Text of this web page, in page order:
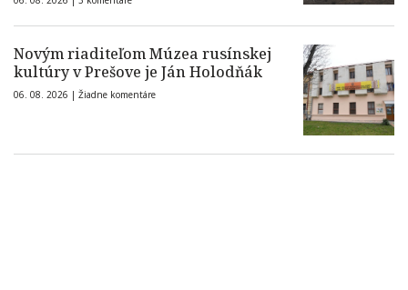
Novým riaditeľom Múzea rusínskej
kultúry v Prešove je Ján Holodňák
06. 08. 2026 | Žiadne komentáre